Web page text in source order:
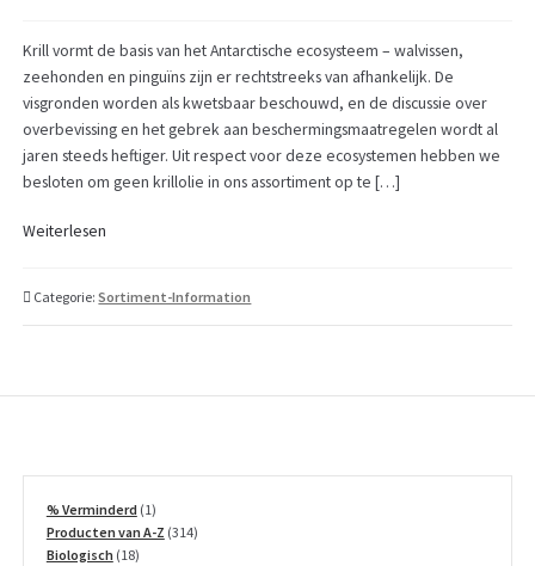
Krill vormt de basis van het Antarctische ecosysteem – walvissen,
zeehonden en pinguïns zijn er rechtstreeks van afhankelijk. De
visgronden worden als kwetsbaar beschouwd, en de discussie over
overbevissing en het gebrek aan beschermingsmaatregelen wordt al
jaren steeds heftiger. Uit respect voor deze ecosystemen hebben we
besloten om geen krillolie in ons assortiment op te […]
Weiterlesen
Categorie:Sortiment-Information
% Verminderd 11
product
Producten van A-Z 314314
Biologisch 1818